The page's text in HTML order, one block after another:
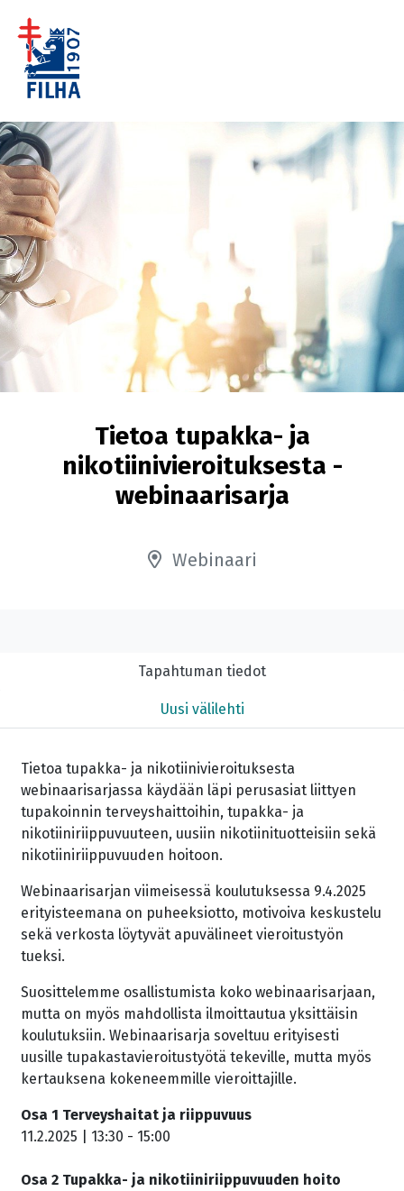
Tietoa tupakka- ja
nikotiinivieroituksesta -
webinaarisarja
Webinaari
Tapahtuman tiedot
Uusi välilehti
Tietoa tupakka- ja nikotiinivieroituksesta
webinaarisarjassa käydään läpi perusasiat liittyen
tupakoinnin terveyshaittoihin, tupakka- ja
nikotiiniriippuvuuteen, uusiin nikotiinituotteisiin sekä
nikotiiniriippuvuuden hoitoon.
Webinaarisarjan viimeisessä koulutuksessa 9.4.2025
erityisteemana on puheeksiotto, motivoiva keskustelu
sekä verkosta löytyvät apuvälineet vieroitustyön
tueksi.
Suosittelemme osallistumista koko webinaarisarjaan,
mutta on myös mahdollista ilmoittautua yksittäisin
koulutuksiin. Webinaarisarja soveltuu erityisesti
uusille tupakastavieroitustyötä tekeville, mutta myös
kertauksena kokeneemmille vieroittajille.
Osa 1 Terveyshaitat ja riippuvuus
11.2.2025 | 13:30 - 15:00
Osa 2 Tupakka- ja nikotiiniriippuvuuden hoito